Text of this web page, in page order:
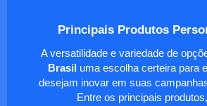
Principais Produtos
A versatilidade e variedade de
Brasil uma escolha certeira para
desejam inovar em suas
Entre os principais